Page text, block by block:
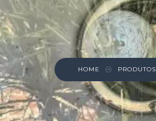
HOME PRODUTOS